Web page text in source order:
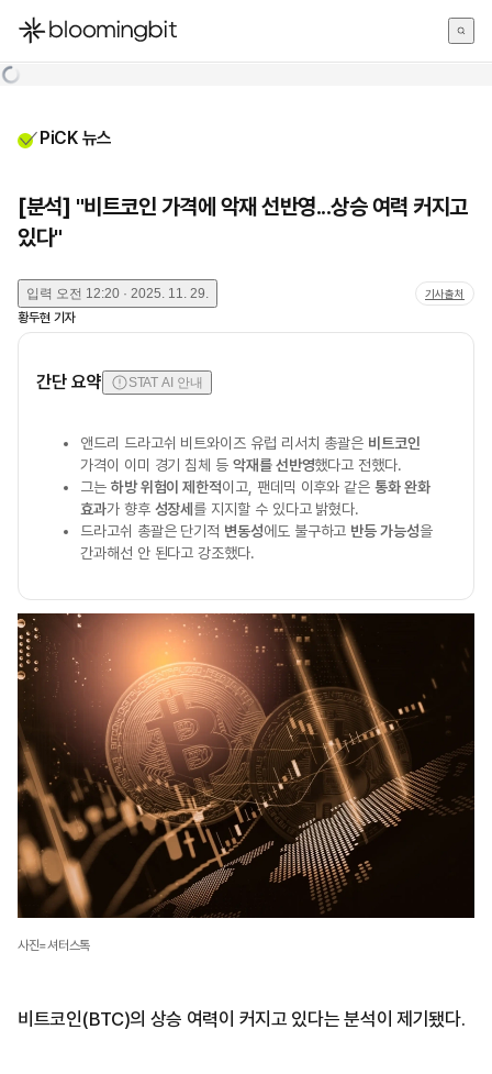
한국어
PiCK 뉴스
[분석] "비트코인 가격에 악재 선반영...상승 여력 커지고
있다"
입력 오전 12:20 · 2025. 11. 29. 기사출처
황두현 기자
간단 요약 STAT AI 안내
앤드리 드라고쉬 비트와이즈 유럽 리서치 총괄은 비트코인
가격이 이미 경기 침체 등 악재를 선반영했다고 전했다.
그는 하방 위험이 제한적이고, 팬데믹 이후와 같은통화 완화
효과가 향후 성장세 를 지지할 수 있다고 밝혔다.
드라고쉬 총괄은 단기적 변동성에도 불구하고 반등 가능성을
간과해선 안 된다고 강조했다.
사진=셔터스톡
비트코인(BTC)의 상승 여력이 커지고 있다는 분석이 제기됐다.